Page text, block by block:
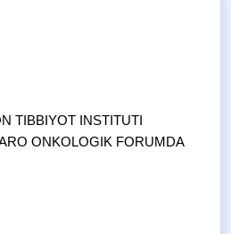
TIBBIYOT INSTITUTI
ONKOLOGIK FORUMDA